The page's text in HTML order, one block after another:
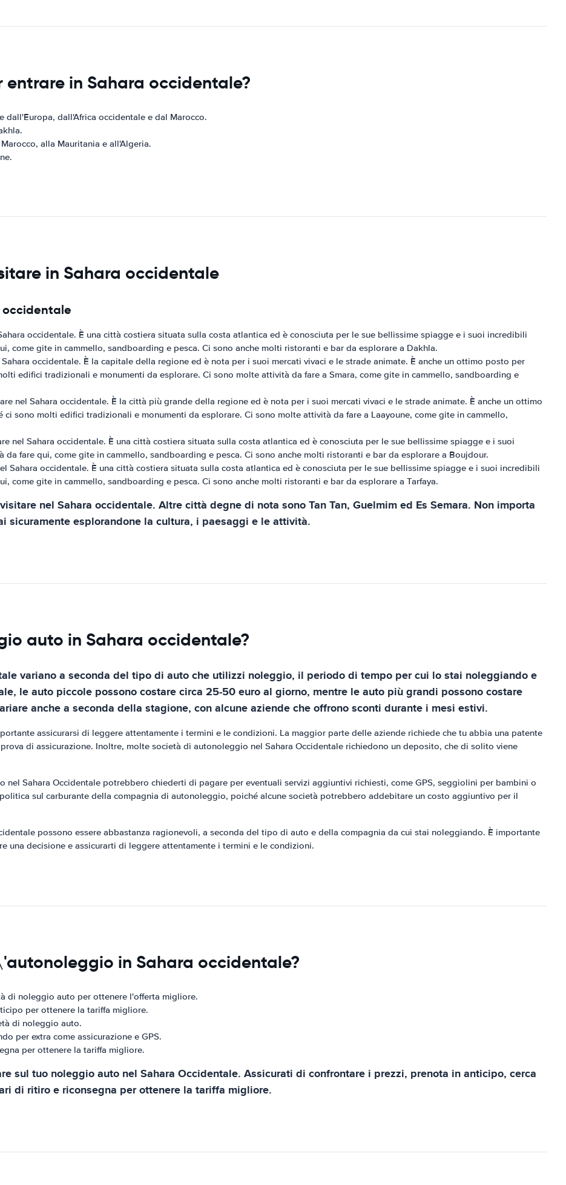
in Sahara occidentale?
dall'Africa occidentale e dal Marocco.
alla Mauritania e all'Algeria.
in Sahara occidentale
occidentale
occidentale. È una città costiera situata sulla costa atlantica ed è conosciuta per le sue bellissime spiagge e i suoi incredibili
come gite in cammello, sandboarding e pesca. Ci sono anche molti ristoranti e bar da esplorare a Dakhla.
occidentale. È la capitale della regione ed è nota per i suoi mercati vivaci e le strade animate. È anche un ottimo posto per
edifici tradizionali e monumenti da esplorare. Ci sono molte attività da fare a Smara, come gite in cammello, sandboarding e
nel Sahara occidentale. È la città più grande della regione ed è nota per i suoi mercati vivaci e le strade animate. È anche un ottimo
sono molti edifici tradizionali e monumenti da esplorare. Ci sono molte attività da fare a Laayoune, come gite in cammello,
nel Sahara occidentale. È una città costiera situata sulla costa atlantica ed è conosciuta per le sue bellissime spiagge e i suoi
fare qui, come gite in cammello, sandboarding e pesca. Ci sono anche molti ristoranti e bar da esplorare a Boujdour.
Sahara occidentale. È una città costiera situata sulla costa atlantica ed è conosciuta per le sue bellissime spiagge e i suoi incredibili
come gite in cammello, sandboarding e pesca. Ci sono anche molti ristoranti e bar da esplorare a Tarfaya.
nel Sahara occidentale. Altre città degne di nota sono Tan Tan, Guelmim ed Es Semara. Non importa
sicuramente esplorandone la cultura, i paesaggi e le attività.
auto in Sahara occidentale?
variano a seconda del tipo di auto che utilizzi noleggio, il periodo di tempo per cui lo stai noleggiando e
le auto piccole possono costare circa 25-50 euro al giorno, mentre le auto più grandi possono costare
anche a seconda della stagione, con alcune aziende che offrono sconti durante i mesi estivi.
assicurarsi di leggere attentamente i termini e le condizioni. La maggior parte delle aziende richiede che tu abbia una patente
di assicurazione. Inoltre, molte società di autonoleggio nel Sahara Occidentale richiedono un deposito, che di solito viene
Sahara Occidentale potrebbero chiederti di pagare per eventuali servizi aggiuntivi richiesti, come GPS, seggiolini per bambini o
sul carburante della compagnia di autonoleggio, poiché alcune società potrebbero addebitare un costo aggiuntivo per il
possono essere abbastanza ragionevoli, a seconda del tipo di auto e della compagnia da cui stai noleggiando. È importante
una decisione e assicurarti di leggere attentamente i termini e le condizioni.
in Sahara occidentale?
di noleggio auto per ottenere l'offerta migliore.
per ottenere la tariffa migliore.
di noleggio auto.
per extra come assicurazione e GPS.
per ottenere la tariffa migliore.
sul tuo noleggio auto nel Sahara Occidentale. Assicurati di confrontare i prezzi, prenota in anticipo, cerca
di ritiro e riconsegna per ottenere la tariffa migliore.